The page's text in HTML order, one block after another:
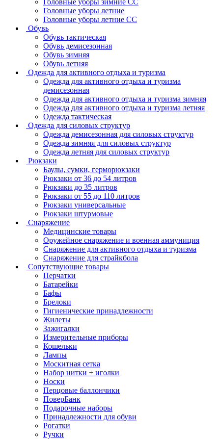
Головные уборы зимние СС
Головные уборы летние
Головные уборы летние СС
Обувь
Обувь тактическая
Обувь демисезонная
Обувь зимняя
Обувь летняя
Одежда для активного отдыха и туризма
Одежда для активного отдыха и туризма
демисезонная
Одежда для активного отдыха и туризма зимняя
Одежда для активного отдыха и туризма летняя
Одежда тактическая
Одежда для силовых структур
Одежда демисезонная для силовых структур
Одежда зимняя для силовых структур
Одежда летняя для силовых структур
Рюкзаки
Баулы, сумки, герморюкзаки
Рюкзаки от 36 до 54 литров
Рюкзаки до 35 литров
Рюкзаки от 55 до 110 литров
Рюкзаки универсальные
Рюкзаки штурмовые
Снаряжение
Медицинские товары
Оружейное снаряжение и военная аммуниция
Снаряжение для активного отдыха и туризма
Снаряжение для страйкбола
Сопутствующие товары
Перчатки
Батарейки
Бафы
Брелоки
Гигиенические принадлежности
Жилеты
Зажигалки
Измерительные приборы
Кошельки
Лампы
Москитная сетка
Набор нитки + иголки
Носки
Перцовые баллончики
ПоверБанк
Подарочные наборы
Принадлежности для обуви
Рогатки
Ручки